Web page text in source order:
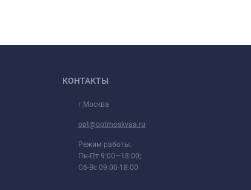
КОНТАКТЫ
г.Москва
opt@optmoskvaa.ru
Режим работы:
Пн-Пт 9:00—18:00;
Сб-Вс 09:00-18:00